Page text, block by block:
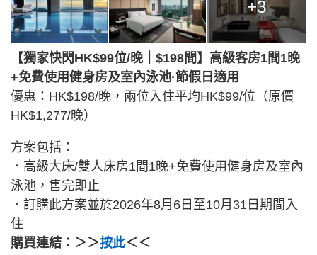
+3
【獨家快閃HK$99位/晚｜$198間】高級客房1間1晚
+免費使用健身房及室內泳池·節假日適用
優惠：HK$198/晚，兩位入住平均HK$99/位（原價
HK$1,277/晚）
方案包括：
．高級大床/雙人床房1間1晚+免費使用健身房及室內
泳池，售完即止
．訂購此方案並於2026年8月6日至10月31日期間入
住
購買連結：＞＞按此＜＜